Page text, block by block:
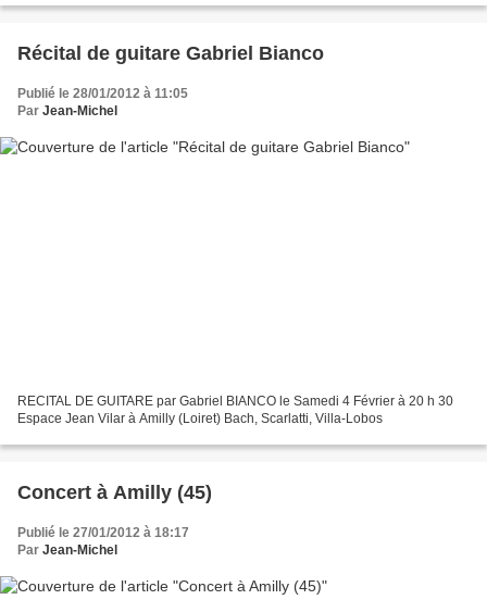
Récital de guitare Gabriel Bianco
Publié le 28/01/2012 à 11:05
Par Jean-Michel
RECITAL DE GUITARE par Gabriel BIANCO le Samedi 4 Février à 20 h 30
Espace Jean Vilar à Amilly (Loiret) Bach, Scarlatti, Villa-Lobos
Concert à Amilly (45)
Publié le 27/01/2012 à 18:17
Par Jean-Michel